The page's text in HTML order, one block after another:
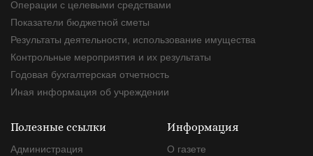
Операции с целевыми средствами
Показатели бюджетной сметы
Результаты деятельности, использование имущества
Контрольные мероприятия и их результаты
Годовая бухгалтерская отчетность
Иная информация об учреждении
Полезные ссылки
Администрация
Информация
О газете